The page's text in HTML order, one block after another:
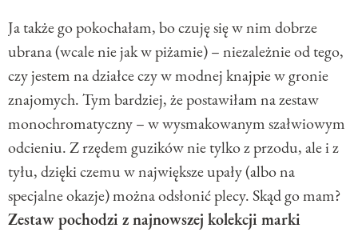
Ja także go pokochałam, bo czuję się w nim dobrze
ubrana (wcale nie jak w piżamie) – niezależnie od tego,
czy jestem na działce czy w modnej knajpie w gronie
znajomych. Tym bardziej, że postawiłam na zestaw
monochromatyczny – w wysmakowanym szałwiowym
odcieniu. Z rzędem guzików nie tylko z przodu, ale i z
tyłu, dzięki czemu w największe upały (albo na
specjalne okazje) można odsłonić plecy. Skąd go mam?
Zestaw pochodzi z najnowszej kolekcji marki